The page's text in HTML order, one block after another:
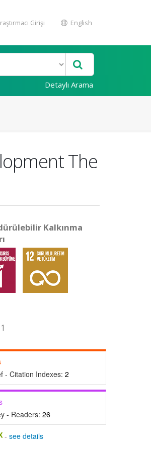
Girişi English
Detaylı Arama
The
Kalkınma
- Citation Indexes: 2
- Readers: 26
-see details